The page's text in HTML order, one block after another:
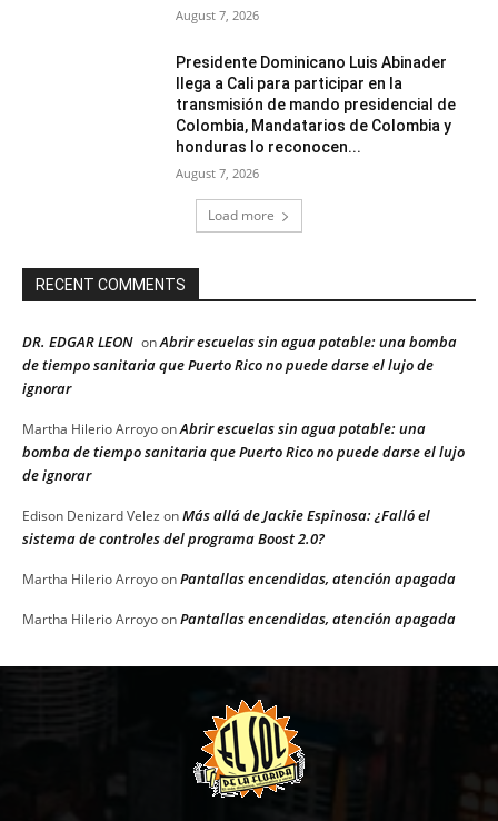
August 7, 2026
Presidente Dominicano Luis Abinader
llega a Cali para participar en la
transmisión de mando presidencial de
Colombia, Mandatarios de Colombia y
honduras lo reconocen...
August 7, 2026
Load more
RECENT COMMENTS
DR. EDGAR LEON onAbrir escuelas sin agua potable: una bomba
de tiempo sanitaria que Puerto Rico no puede darse el lujo de
ignorar
Martha Hilerio ArroyoonAbrir escuelas sin agua potable: una
bomba de tiempo sanitaria que Puerto Rico no puede darse el lujo
de ignorar
Edison Denizard Velez onMás allá de Jackie Espinosa: ¿Falló el
sistema de controles del programa Boost 2.0?
Martha Hilerio ArroyoonPantallas encendidas, atención apagada
Martha Hilerio ArroyoonPantallas encendidas, atención apagada